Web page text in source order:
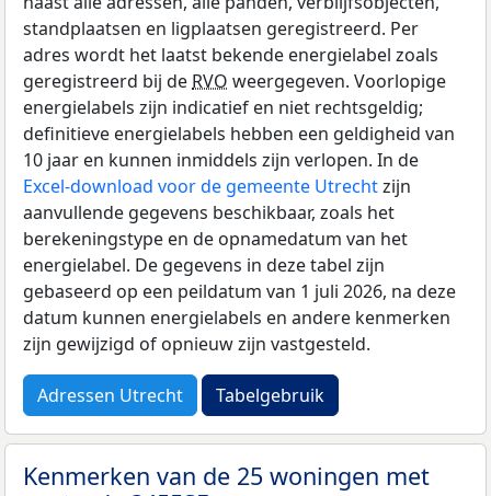
standplaatsen en ligplaatsen geregistreerd. Per
adres wordt het laatst bekende energielabel zoals
geregistreerd bij de RVO weergegeven. Voorlopige
energielabels zijn indicatief en niet rechtsgeldig;
definitieve energielabels hebben een geldigheid van
10 jaar en kunnen inmiddels zijn verlopen. In de
Excel-download voor de gemeente Utrechtzijn
aanvullende gegevens beschikbaar, zoals het
berekeningstype en de opnamedatum van het
energielabel. De gegevens in deze tabel zijn
gebaseerd op een peildatum van 1 juli 2026, na deze
datum kunnen energielabels en andere kenmerken
zijn gewijzigd of opnieuw zijn vastgesteld.
Adressen Utrecht Tabelgebruik
Kenmerken van de 25 woningen met